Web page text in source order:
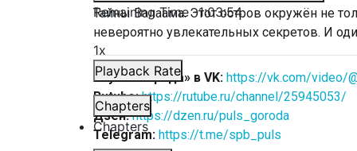
Remaining Time-1:03:54
1x
Playback Rate
Chapters
Chapters
Тайны Валаама. Этот остров окружён не
невероятно увлекательных секретов. И
«Пульс города» в VK: https://vk.com/video/
Rutube:https://rutube.ru/channel/25945053/
Дзен:https://dzen.ru/puls_goroda
Telegram: https://t.me/spb_puls